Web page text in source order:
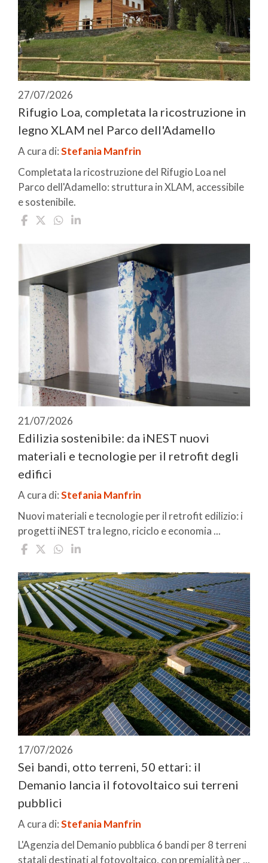
27/07/2026
Rifugio Loa, completata la ricostruzione in
legno XLAM nel Parco dell'Adamello
A cura di:Stefania Manfrin
Completata la ricostruzione del Rifugio Loa nel
Parco dell'Adamello: struttura in XLAM, accessibile
e sostenibile.
21/07/2026
Edilizia sostenibile: da iNEST nuovi
materiali e tecnologie per il retrofit degli
edifici
A cura di:Stefania Manfrin
Nuovi materiali e tecnologie per il retrofit edilizio: i
progetti iNEST tra legno, riciclo e economia ...
17/07/2026
Sei bandi, otto terreni, 50 ettari: il
Demanio lancia il fotovoltaico sui terreni
pubblici
A cura di:Stefania Manfrin
L'Agenzia del Demanio pubblica 6 bandi per 8 terreni
statali destinati al fotovoltaico, con premialità per ...